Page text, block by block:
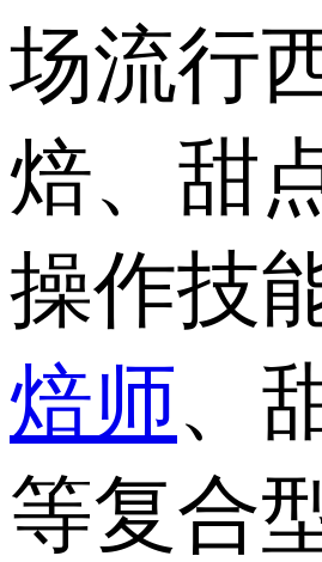
场流行
焙、甜
操作技
焙师、
等复合